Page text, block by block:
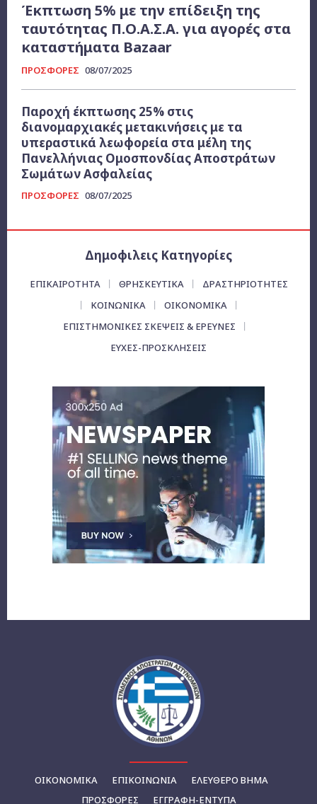
Έκπτωση 5% με την επίδειξη της
ταυτότητας Π.Ο.Α.Σ.Α. για αγορές στα
καταστήματα Bazaar
ΠΡΟΣΦΟΡΕΣ 08/07/2025
Παροχή έκπτωσης 25% στις
διανομαρχιακές μετακινήσεις με τα
υπεραστικά λεωφορεία στα μέλη της
Πανελλήνιας Ομοσπονδίας Αποστράτων
Σωμάτων Ασφαλείας
ΠΡΟΣΦΟΡΕΣ 08/07/2025
Δημοφιλεις Κατηγορίες
ΕΠΙΚΑΙΡΌΤΗΤΑ ΘΡΗΣΚΕΥΤΙΚΑ
ΔΡΑΣΤΗΡΙΟΤΗΤΕΣ
ΚΟΙΝΩΝΙΚΑ
ΟΙΚΟΝΟΜΙΚΆ
ΕΠΙΣΤΗΜΟΝΙΚΕΣ ΣΚΕΨΕΙΣ & ΕΡΕΥΝΕΣ
ΕΥΧΈΣ-ΠΡΟΣΚΛΉΣΕΙΣ
ΟΙΚΟΝΟΜΙΚΆ ΕΠΙΚΟΙΝΩΝΊΑ
ΕΛΕΥΘΕΡΟ ΒΗΜΑ
ΠΡΟΣΦΟΡΕΣ
ΕΓΓΡΑΦΉ-ΈΝΤΥΠΑ